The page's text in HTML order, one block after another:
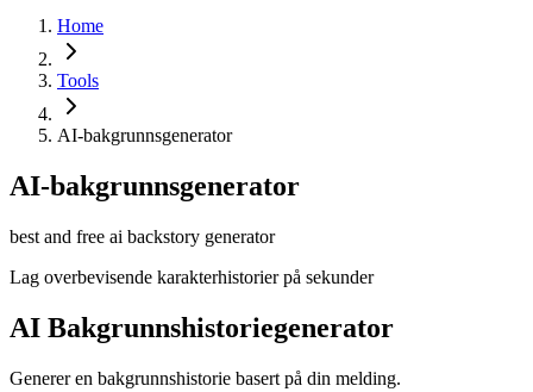
Home
Tools
AI-bakgrunnsgenerator
AI-bakgrunnsgenerator
best and free ai backstory generator
Lag overbevisende karakterhistorier på sekunder
AI Bakgrunnshistoriegenerator
Generer en bakgrunnshistorie basert på din melding.